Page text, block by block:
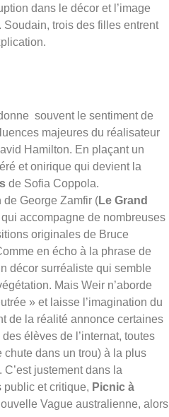
dans le décor et l’image
trois des filles entrent
souvent le sentiment de
majeures du réalisateur
Hamilton. En plaçant un
et onirique qui devient la
de Sofia Coppola.
George Zamfir (Le Grand
qui accompagne de nombreuses
originales de Bruce
en écho à la phrase de
décor surréaliste qui semble
Mais Weir n’aborde
» et laisse l’imagination du
de la réalité annonce certaines
élèves de l’internat, toutes
dans un trou) à la plus
justement dans la
public et critique, Picnic à
Vague australienne, alors